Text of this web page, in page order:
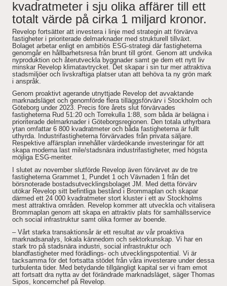
For Investors
News and Insights
About Revelop
Executive Leadership
Partners and Board
kvadratmeter i sju olika affärer till ett
totalt värde på cirka 1 miljard kronor.
Revelop fortsätter att investera i linje med strategin att förvärva
fastigheter i prioriterade delmarknader med strukturell tillväxt.
Bolaget arbetar enligt en ambitiös ESG-strategi där fastigheterna
genomgår en hållbarhetsresa från brunt till grönt. Genom att undvika
nyproduktion och återutveckla byggnader samt ge dem ett nytt liv
minskar Revelop klimatavtrycket. Det skapar i sin tur mer attraktiva
stadsmiljöer och livskraftiga platser utan att behöva ta ny grön mark
i anspråk.
Genom proaktivt agerande utnyttjade Revelop det avvaktande
marknadsläget och genomförde flera tilläggsförvärv i Stockholm och
Göteborg under 2023. Precis före årets slut förvärvades
fastigheterna Rud 51:20 och Torrekulla 1:88, som båda är belägna i
prioriterade delmarknader i Göteborgsregionen. Den totala uthyrbara
ytan omfattar 6 800 kvadratmeter och båda fastigheterna är fullt
uthyrda. Industrifastigheterna förvärvades från privata säljare.
Respektive affärsplan innehåller värdeökande investeringar för att
skapa moderna last mile/stadsnära industrifastigheter, med högsta
möjliga ESG-meriter.
I slutet av november slutförde Revelop även förvärvet av de tre
fastigheterna Grammet 1, Pundet 1 och Vävnaden 1 från det
börsnoterade bostadsutvecklingsbolaget JM. Med detta förvärv
utökar Revelop sitt befintliga bestånd i Brommaplan och skapar
därmed ett 24 000 kvadratmeter stort kluster i ett av Stockholms
mest attraktiva områden. Revelop kommer att utveckla och vitalisera
Brommaplan genom att skapa en attraktiv plats för samhällsservice
och social infrastruktur samt olika former av boende.
– Vårt starka transaktionsår är ett resultat av vår proaktiva
marknadsanalys, lokala kännedom och sektorkunskap. Vi har en
stark tro på stadsnära industri, social infrastruktur och
blandfastigheter med förädlings- och utvecklingspotential. Vi är
tacksamma för det fortsatta stödet från våra investerare under dessa
turbulenta tider. Med betydande tillgängligt kapital ser vi fram emot
att fortsatt dra nytta av det förändrade marknadsläget, säger Thomas
Sipos, koncernchef på Revelop.